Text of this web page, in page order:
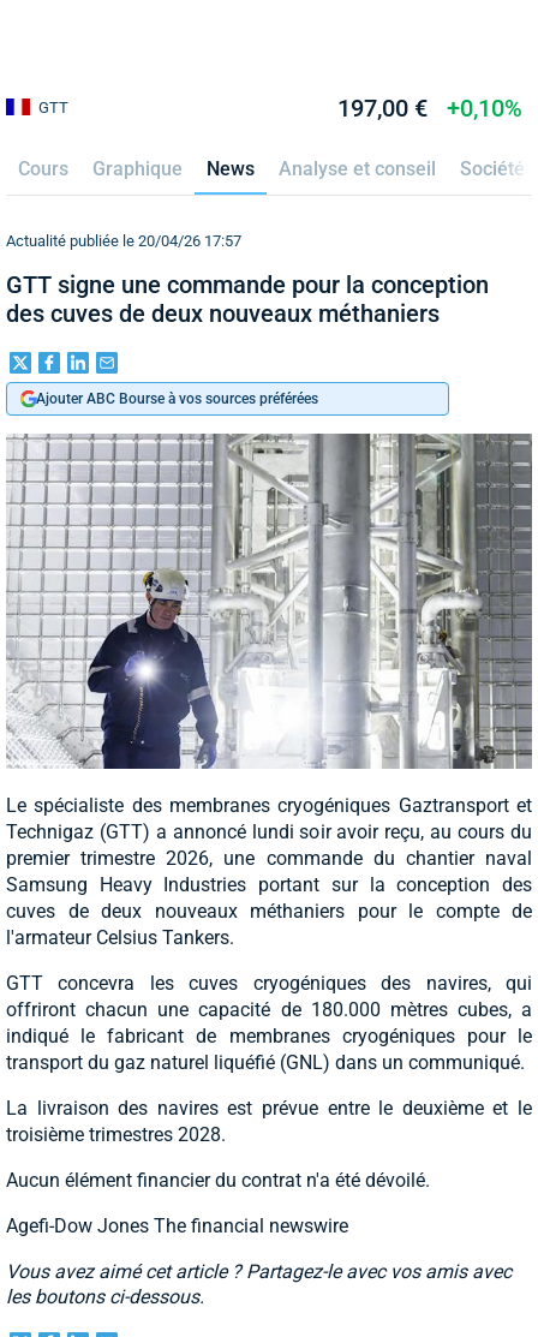
GTT 197,00 € +0,10%
Cours Graphique News Analyse et conseil Société
Actualité publiée le 20/04/26 17:57
GTT signe une commande pour la conception
des cuves de deux nouveaux méthaniers
Ajouter ABC Bourse à vos sources préférées
Le spécialiste des membranes cryogéniques Gaztransport et
Technigaz (GTT) a annoncé lundi soir avoir reçu, au cours du
premier trimestre 2026, une commande du chantier naval
Samsung Heavy Industries portant sur la conception des
cuves de deux nouveaux méthaniers pour le compte de
l'armateur Celsius Tankers.
GTT concevra les cuves cryogéniques des navires, qui
offriront chacun une capacité de 180.000 mètres cubes, a
indiqué le fabricant de membranes cryogéniques pour le
transport du gaz naturel liquéfié (GNL) dans un communiqué.
La livraison des navires est prévue entre le deuxième et le
troisième trimestres 2028.
Aucun élément financier du contrat n'a été dévoilé.
Agefi-Dow Jones The financial newswire
Vous avez aimé cet article ? Partagez-le avec vos amis avec
les boutons ci-dessous.